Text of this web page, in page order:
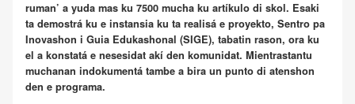
ruman’ a yuda mas ku 7500 mucha ku artíkulo di skol. Esaki
ta demostrá ku e instansia ku ta realisá e proyekto, Sentro pa
Inovashon i Guia Edukashonal (SIGE), tabatin rason, ora ku
el a konstatá e nesesidat akí den komunidat. Mientrastantu
muchanan indokumentá tambe a bira un punto di atenshon
den e programa.